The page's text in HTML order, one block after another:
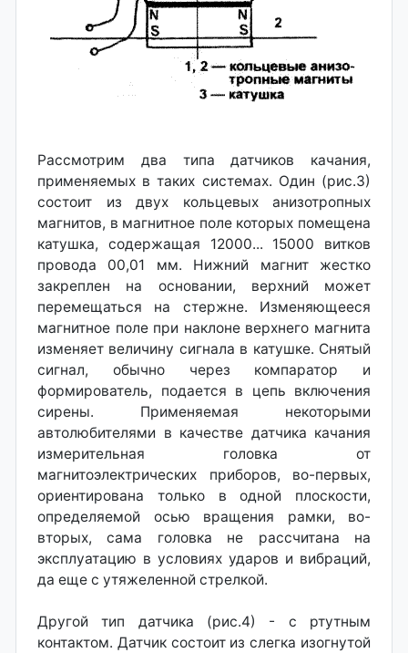
Рассмотрим два типа датчиков качания,
применяемых в таких системах. Один (рис.3)
состоит из двух кольцевых анизотропных
магнитов, в магнитное поле которых помещена
катушка, содержащая 12000... 15000 витков
провода 00,01 мм. Нижний магнит жестко
закреплен на основании, верхний может
перемещаться на стержне. Изменяющееся
магнитное поле при наклоне верхнего магнита
изменяет величину сигнала в катушке. Снятый
сигнал, обычно через компаратор и
формирователь, подается в цепь включения
сирены. Применяемая некоторыми
автолюбителями в качестве датчика качания
измерительная головка от
магнитоэлектрических приборов, во-первых,
ориентирована только в одной плоскости,
определяемой осью вращения рамки, во-
вторых, сама головка не рассчитана на
эксплуатацию в условиях ударов и вибраций,
да еще с утяжеленной стрелкой.
Другой тип датчика (рис.4) - с ртутным
контактом. Датчик состоит из слегка изогнутой